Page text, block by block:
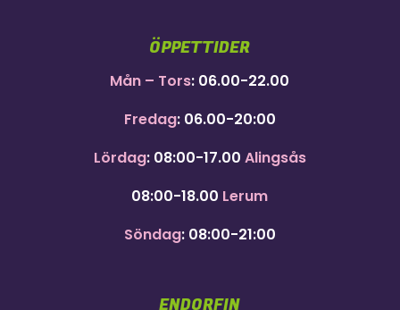
ÖPPETTIDER
Mån – Tors: 06.00-22.00
Fredag: 06.00-20:00
Lördag: 08:00-17.00 Alingsås
08:00-18.00 Lerum
Söndag: 08:00-21:00
ENDORFIN